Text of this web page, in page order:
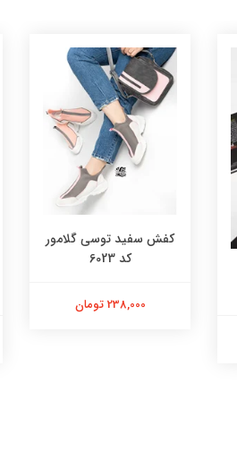
کفش سفید توسی گلامور
کد 6023
238,000 تومان